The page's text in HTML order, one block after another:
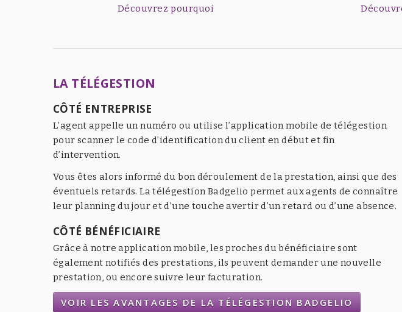
Découvrez pourquoi
LA TÉLÉGESTION
CÔTÉ ENTREPRISE
L’agent appelle un numéro ou utilise l’application mobile de télégestion
pour scanner le code d’identification du client en début et fin
d’intervention.
Vous êtes alors informé du bon déroulement de la prestation, ainsi que des
éventuels retards. La télégestion Badgelio permet aux agents de connaître
leur planning du jour et d’une touche avertir d’un retard ou d’une absence.
CÔTÉ BÉNÉFICIAIRE
Grâce à notre application mobile, les proches du bénéficiaire sont
également notifiés des prestations, ils peuvent demander une nouvelle
prestation, ou encore suivre leur facturation.
VOIR LES AVANTAGES DE LA TÉLÉGESTION BADGELIO